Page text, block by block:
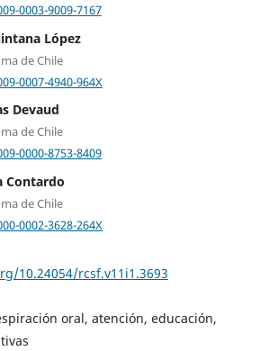
0003-9009-7167
López
de Chile
0007-4940-964X
Devaud
de Chile
0000-8753-8409
Contardo
de Chile
0002-3628-264X
10.24054/rcsf.v11i1.3693
oral, atención, educación,